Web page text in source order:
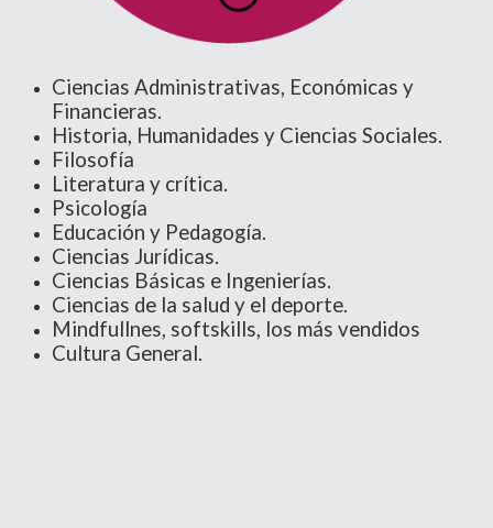
Ciencias Administrativas, Económicas y
Financieras.
Historia, Humanidades y Ciencias Sociales.
Filosofía
Literatura y crítica.
Psicología
Educación y Pedagogía.
Ciencias Jurídicas.
Ciencias Básicas e Ingenierías.
Ciencias de la salud y el deporte.
Mindfullnes, softskills, los más vendidos
Cultura General.